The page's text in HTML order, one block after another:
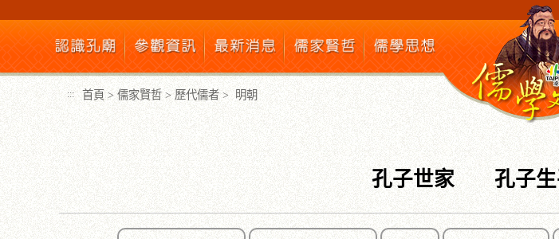
主
要
內
容
區
塊
::: 首頁 > 儒家賢哲 > 歷代儒者 > 明朝
孔子世家 孔子